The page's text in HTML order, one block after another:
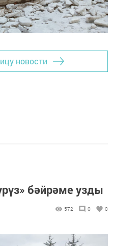
новости
бәйрәме узды
572 0 0